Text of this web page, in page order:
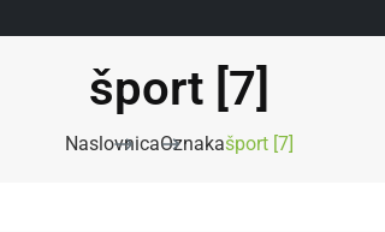
šport [7]
NaslovnicaOznakašport [7]